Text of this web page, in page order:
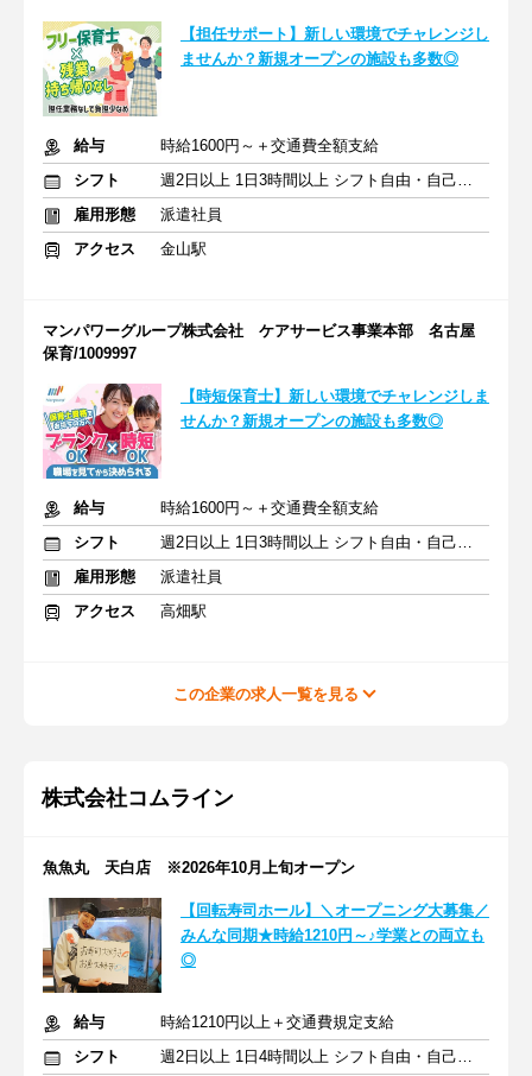
【担任サポート】新しい環境でチャレンジし
ませんか？新規オープンの施設も多数◎
給与
時給1600円～＋交通費全額支給
シフト
週2日以上 1日3時間以上 シフト自由・自己申告
雇用形態
派遣社員
アクセス
金山駅
マンパワーグループ株式会社 ケアサービス事業本部 名古屋
保育/1009997
【時短保育士】新しい環境でチャレンジしま
せんか？新規オープンの施設も多数◎
給与
時給1600円～＋交通費全額支給
シフト
週2日以上 1日3時間以上 シフト自由・自己申告
雇用形態
派遣社員
アクセス
高畑駅
この企業の求人一覧を見る
株式会社コムライン
魚魚丸 天白店 ※2026年10月上旬オープン
【回転寿司ホール】＼オープニング大募集／
みんな同期★時給1210円～♪学業との両立も
◎
給与
時給1210円以上＋交通費規定支給
シフト
週2日以上 1日4時間以上 シフト自由・自己申告